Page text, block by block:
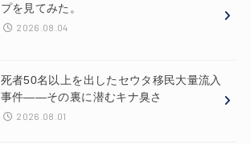
プを見てみた。
2026.08.04
死者50名以上を出したセウタ移民大量流入
事件——その裏に潜むキナ臭さ
2026.08.01